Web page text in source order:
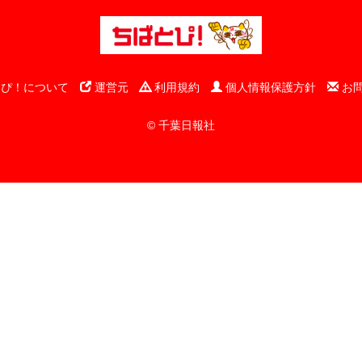
！について 運営元 利用規約 個人情報保護方針 お
© 千葉日報社